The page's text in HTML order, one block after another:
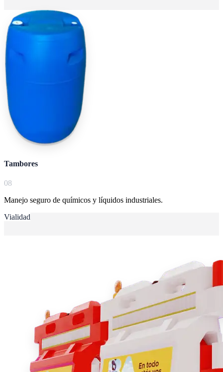
Tambores
08
Manejo seguro de químicos y líquidos industriales.
Vialidad